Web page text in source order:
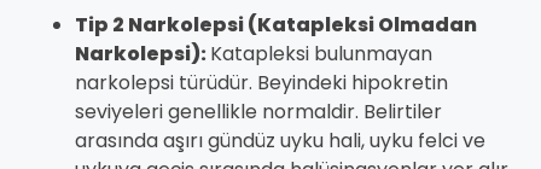
Tip 2 Narkolepsi (Katapleksi Olmadan
Narkolepsi):Katapleksi bulunmayan
narkolepsi türüdür. Beyindeki hipokretin
seviyeleri genellikle normaldir. Belirtiler
arasında aşırı gündüz uyku hali, uyku felci ve